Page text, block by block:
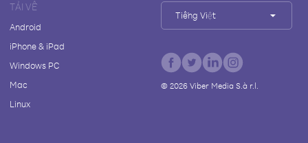
TẢI VỀ
Android
iPhone & iPad
Windows PC
Mac
Linux
Tiếng Việt
© 2026Viber Media S.à r.l.